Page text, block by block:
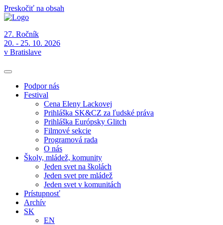
Preskočiť na obsah
27. Ročník
20. - 25. 10. 2026
v Bratislave
Podpor nás
Festival
Cena Eleny Lackovej
Prihláška SK&CZ za ľudské práva
Prihláška Európsky Glitch
Filmové sekcie
Programová rada
O nás
Školy, mládež, komunity
Jeden svet na školách
Jeden svet pre mládež
Jeden svet v komunitách
Prístupnosť
Archív
SK
EN